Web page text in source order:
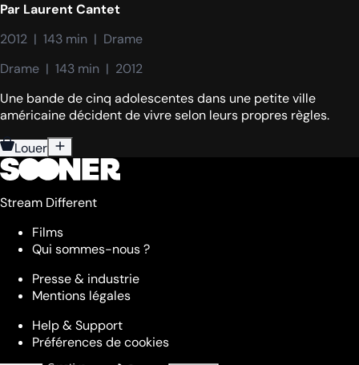
Par Laurent Cantet
2012  |  143 min  |  Drame
Drame  |  143 min  |  2012
Une bande de cinq adolescentes dans une petite ville
américaine décident de vivre selon leurs propres règles.
Louer
Stream Different
Films
Qui sommes-nous ?
Presse & industrie
Mentions légales
Help & Support
Préférences de cookies